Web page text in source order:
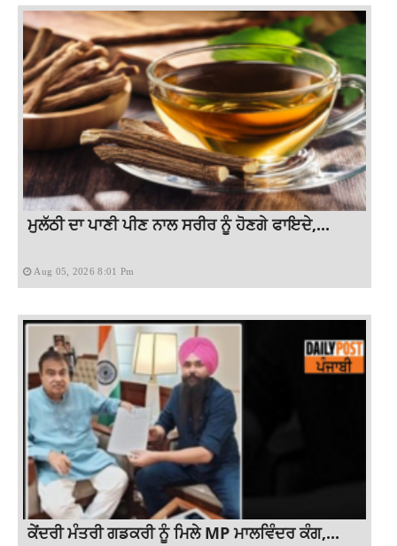
ਮੁਲੱਠੀ ਦਾ ਪਾਣੀ ਪੀਣ ਨਾਲ ਸਰੀਰ ਨੂੰ ਹੋਣਗੇ ਫਾਇਦੇ,...
Aug 05, 2026 8:01 Pm
ਕੇਂਦਰੀ ਮੰਤਰੀ ਗਡਕਰੀ ਨੂੰ ਮਿਲੇ MP ਮਾਲਵਿੰਦਰ ਕੰਗ,...